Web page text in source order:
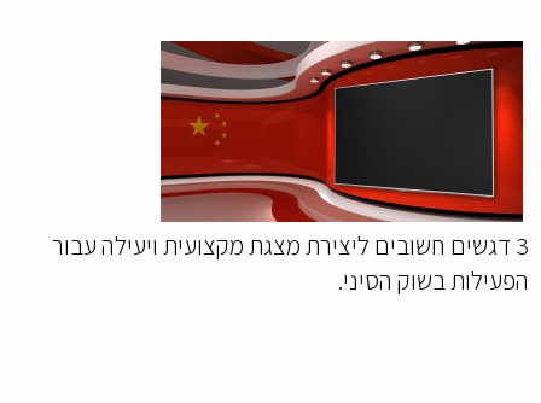
3 דגשים חשובים ליצירת מצגת מקצועית ויעילה עבור
הפעילות בשוק הסיני.